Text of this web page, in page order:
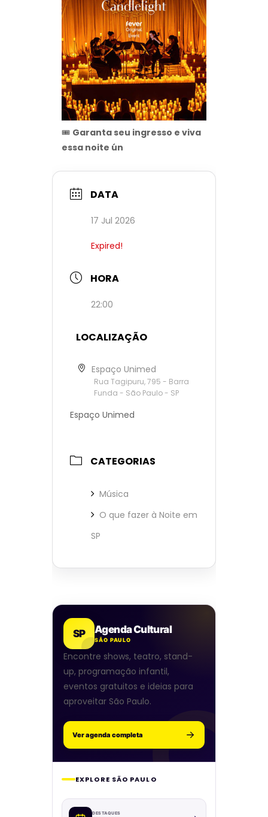
🎟 Garanta seu ingresso e viva
essa noite ún
DATA
17 Jul 2026
Expired!
HORA
22:00
LOCALIZAÇÃO
Espaço Unimed
Rua Tagipuru, 795 - Barra
Funda - São Paulo - SP
Espaço Unimed
CATEGORIAS
Música
O que fazer à Noite em
SP
SP Agenda Cultural
SÃO PAULO
Encontre shows, teatro, stand-
up, programação infantil,
eventos gratuitos e ideias para
aproveitar São Paulo.
Ver agenda completa
EXPLORE SÃO PAULO
DESTAQUES